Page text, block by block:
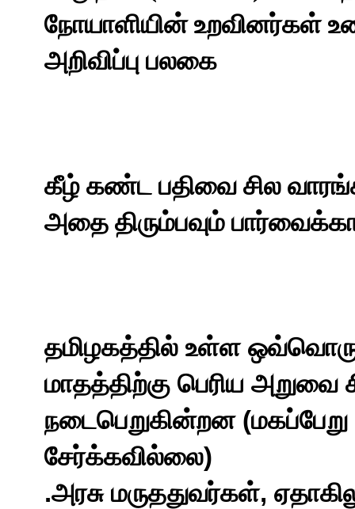
நோயாளியின் உறவினர்கள்
அறிவிப்பு பலகை
கீழ் கண்ட பதிவை சில
அதை திரும்பவும்
தமிழகத்தில் உள்ள
மாதத்திற்கு பெரிய அறுவை
நடைபெறுகின்றன(மகப்பேறு
சேர்க்கவில்லை)
.அரசு மருததுவர்கள்,